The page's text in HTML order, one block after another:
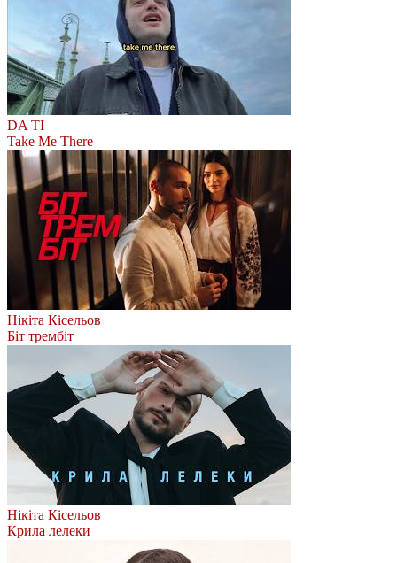
DA TI
Take Me There
Нікіта Кісельов
Біт трембіт
Нікіта Кісельов
Крила лелеки